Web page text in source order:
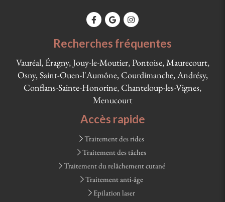
Recherches fréquentes
Vauréal, Éragny, Jouy-le-Moutier, Pontoise, Maurecourt,
Osny, Saint-Ouen-l'Aumône, Courdimanche, Andrésy,
Conflans-Sainte-Honorine, Chanteloup-les-Vignes,
Menucourt
Accès rapide
Traitement des rides
Traitement des tâches
Traitement du relâchement cutané
Traitement anti-âge
Epilation laser